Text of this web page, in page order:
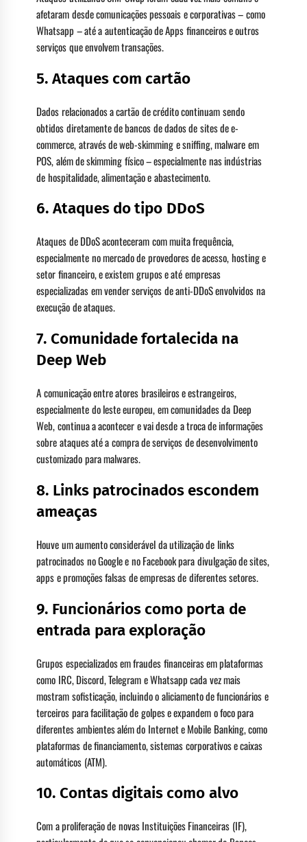
afetaram desde comunicações pessoais e corporativas – como
Whatsapp – até a autenticação de Apps financeiros e outros
serviços que envolvem transações.
5. Ataques com cartão
Dados relacionados a cartão de crédito continuam sendo
obtidos diretamente de bancos de dados de sites de e-
commerce, através de web-skimming e sniffing, malware em
POS, além de skimming físico – especialmente nas indústrias
de hospitalidade, alimentação e abastecimento.
6. Ataques do tipo DDoS
Ataques de DDoS aconteceram com muita frequência,
especialmente no mercado de provedores de acesso, hosting e
setor financeiro, e existem grupos e até empresas
especializadas em vender serviços de anti-DDoS envolvidos na
execução de ataques.
7. Comunidade fortalecida na
Deep Web
A comunicação entre atores brasileiros e estrangeiros,
especialmente do leste europeu, em comunidades da Deep
Web, continua a acontecer e vai desde a troca de informações
sobre ataques até a compra de serviços de desenvolvimento
customizado para malwares.
8. Links patrocinados escondem
ameaças
Houve um aumento considerável da utilização de links
patrocinados no Google e no Facebook para divulgação de sites,
apps e promoções falsas de empresas de diferentes setores.
9. Funcionários como porta de
entrada para exploração
Grupos especializados em fraudes financeiras em plataformas
como IRC, Discord, Telegram e Whatsapp cada vez mais
mostram sofisticação, incluindo o aliciamento de funcionários e
terceiros para facilitação de golpes e expandem o foco para
diferentes ambientes além do Internet e Mobile Banking, como
plataformas de financiamento, sistemas corporativos e caixas
automáticos (ATM).
10. Contas digitais como alvo
Com a proliferação de novas Instituições Financeiras (IF),